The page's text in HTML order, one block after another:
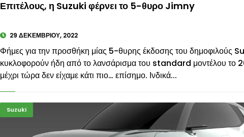
Επιτέλους, η Suzuki φέρνει το 5-θυρο Jimny
29 ΔΕΚΕΜΒΡΊΟΥ, 2022
Φήμες για την προσθήκη μίας 5-θυρης έκδοσης του δημοφιλούς
κυκλοφορούν ήδη από το λανσάρισμα του standard μοντέλου το
μέχρι τώρα δεν είχαμε κάτι πιο… επίσημο. Ινδικά...
Suzuki